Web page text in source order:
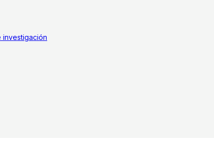
investigación